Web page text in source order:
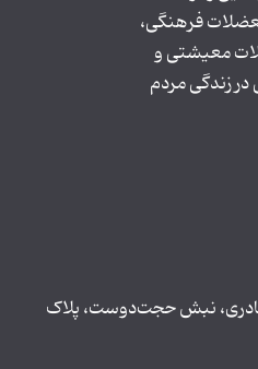
فرهنگی،
معیشتی و
زندگی مردم
نادری، نبش حجت‌دوست، پلاک